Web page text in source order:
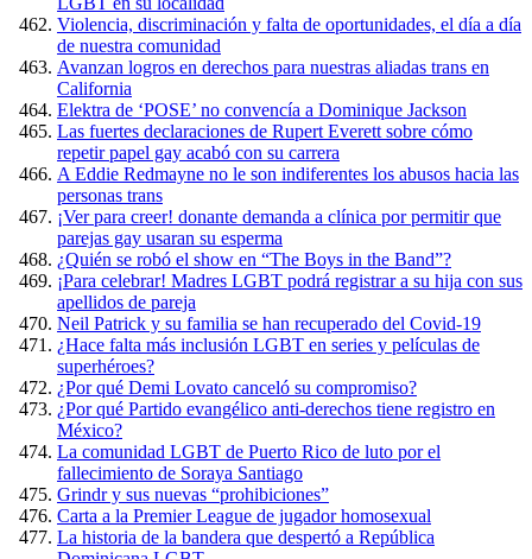
Violencia, discriminación y falta de oportunidades, el día a día
de nuestra comunidad
Avanzan logros en derechos para nuestras aliadas trans en
California
Elektra de ‘POSE’ no convencía a Dominique Jackson
Las fuertes declaraciones de Rupert Everett sobre cómo
repetir papel gay acabó con su carrera
A Eddie Redmayne no le son indiferentes los abusos hacia las
personas trans
¡Ver para creer! donante demanda a clínica por permitir que
parejas gay usaran su esperma
¿Quién se robó el show en “The Boys in the Band”?
¡Para celebrar! Madres LGBT podrá registrar a su hija con sus
apellidos de pareja
Neil Patrick y su familia se han recuperado del Covid-19
¿Hace falta más inclusión LGBT en series y películas de
superhéroes?
¿Por qué Demi Lovato canceló su compromiso?
¿Por qué Partido evangélico anti-derechos tiene registro en
México?
La comunidad LGBT de Puerto Rico de luto por el
fallecimiento de Soraya Santiago
Grindr y sus nuevas “prohibiciones”
Carta a la Premier League de jugador homosexual
La historia de la bandera que despertó a República